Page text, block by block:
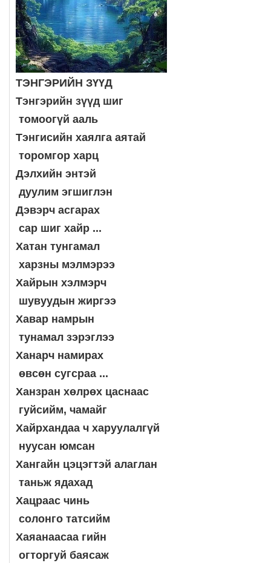
ТЭНГЭРИЙН ЗҮҮД
Тэнгэрийн зүүд шиг
томоогүй ааль
Тэнгисийн хаялга аятай
торомгор харц
Дэлхийн энтэй
дуулим эгшиглэн
Дэвэрч асгарах
сар шиг хайр ...
Хатан тунгамал
харзны мэлмэрээ
Хайрын хэлмэрч
шувуудын жиргээ
Хавар намрын
тунамал зэрэглээ
Ханарч намирах
өвсөн сугсраа ...
Ханзран хөлрөх цаснаас
гуйсийм, чамайг
Хайрхандаа ч харуулалгүй
нуусан юмсан
Хангайн цэцэгтэй алаглан
таньж ядахад
Хацраас чинь
солонго татсийм
Хаяанаасаа гийн
огторгуй баясаж